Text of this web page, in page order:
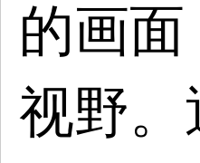
的画
视野